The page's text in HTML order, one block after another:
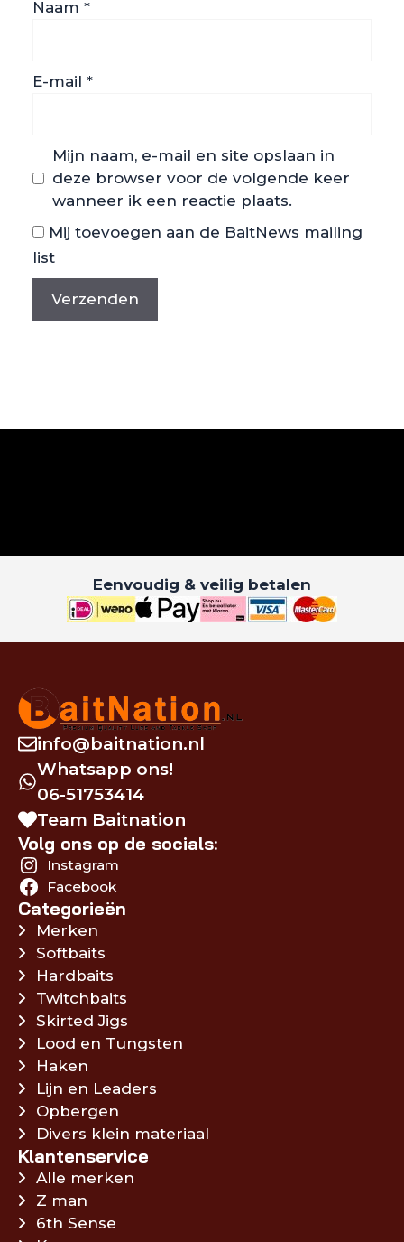
Naam *
E-mail *
Mijn naam, e-mail en site opslaan in
deze browser voor de volgende keer
wanneer ik een reactie plaats.
Mij toevoegen aan de BaitNews mailing
list
Eenvoudig & veilig betalen
info@baitnation.nl
Whatsapp ons!
06-51753414
Team Baitnation
Volg ons op de socials:
Instagram
Facebook
Categorieën
Merken
Softbaits
Hardbaits
Twitchbaits
Skirted Jigs
Lood en Tungsten
Haken
Lijn en Leaders
Opbergen
Divers klein materiaal
Klantenservice
Alle merken
Z man
6th Sense